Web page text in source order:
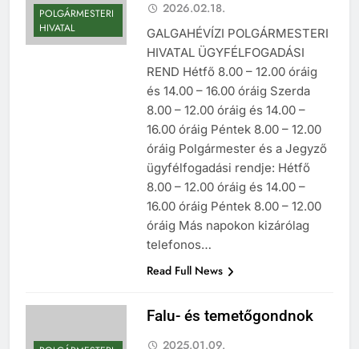
POLGÁRMESTERI
HIVATAL
2026.02.18.
GALGAHÉVÍZI POLGÁRMESTERI
HIVATAL ÜGYFÉLFOGADÁSI
REND Hétfő 8.00 – 12.00 óráig
és 14.00 – 16.00 óráig Szerda
8.00 – 12.00 óráig és 14.00 –
16.00 óráig Péntek 8.00 – 12.00
óráig Polgármester és a Jegyző
ügyfélfogadási rendje: Hétfő
8.00 – 12.00 óráig és 14.00 –
16.00 óráig Péntek 8.00 – 12.00
óráig Más napokon kizárólag
telefonos…
Read Full News
Falu- és temetőgondnok
2025.01.09.